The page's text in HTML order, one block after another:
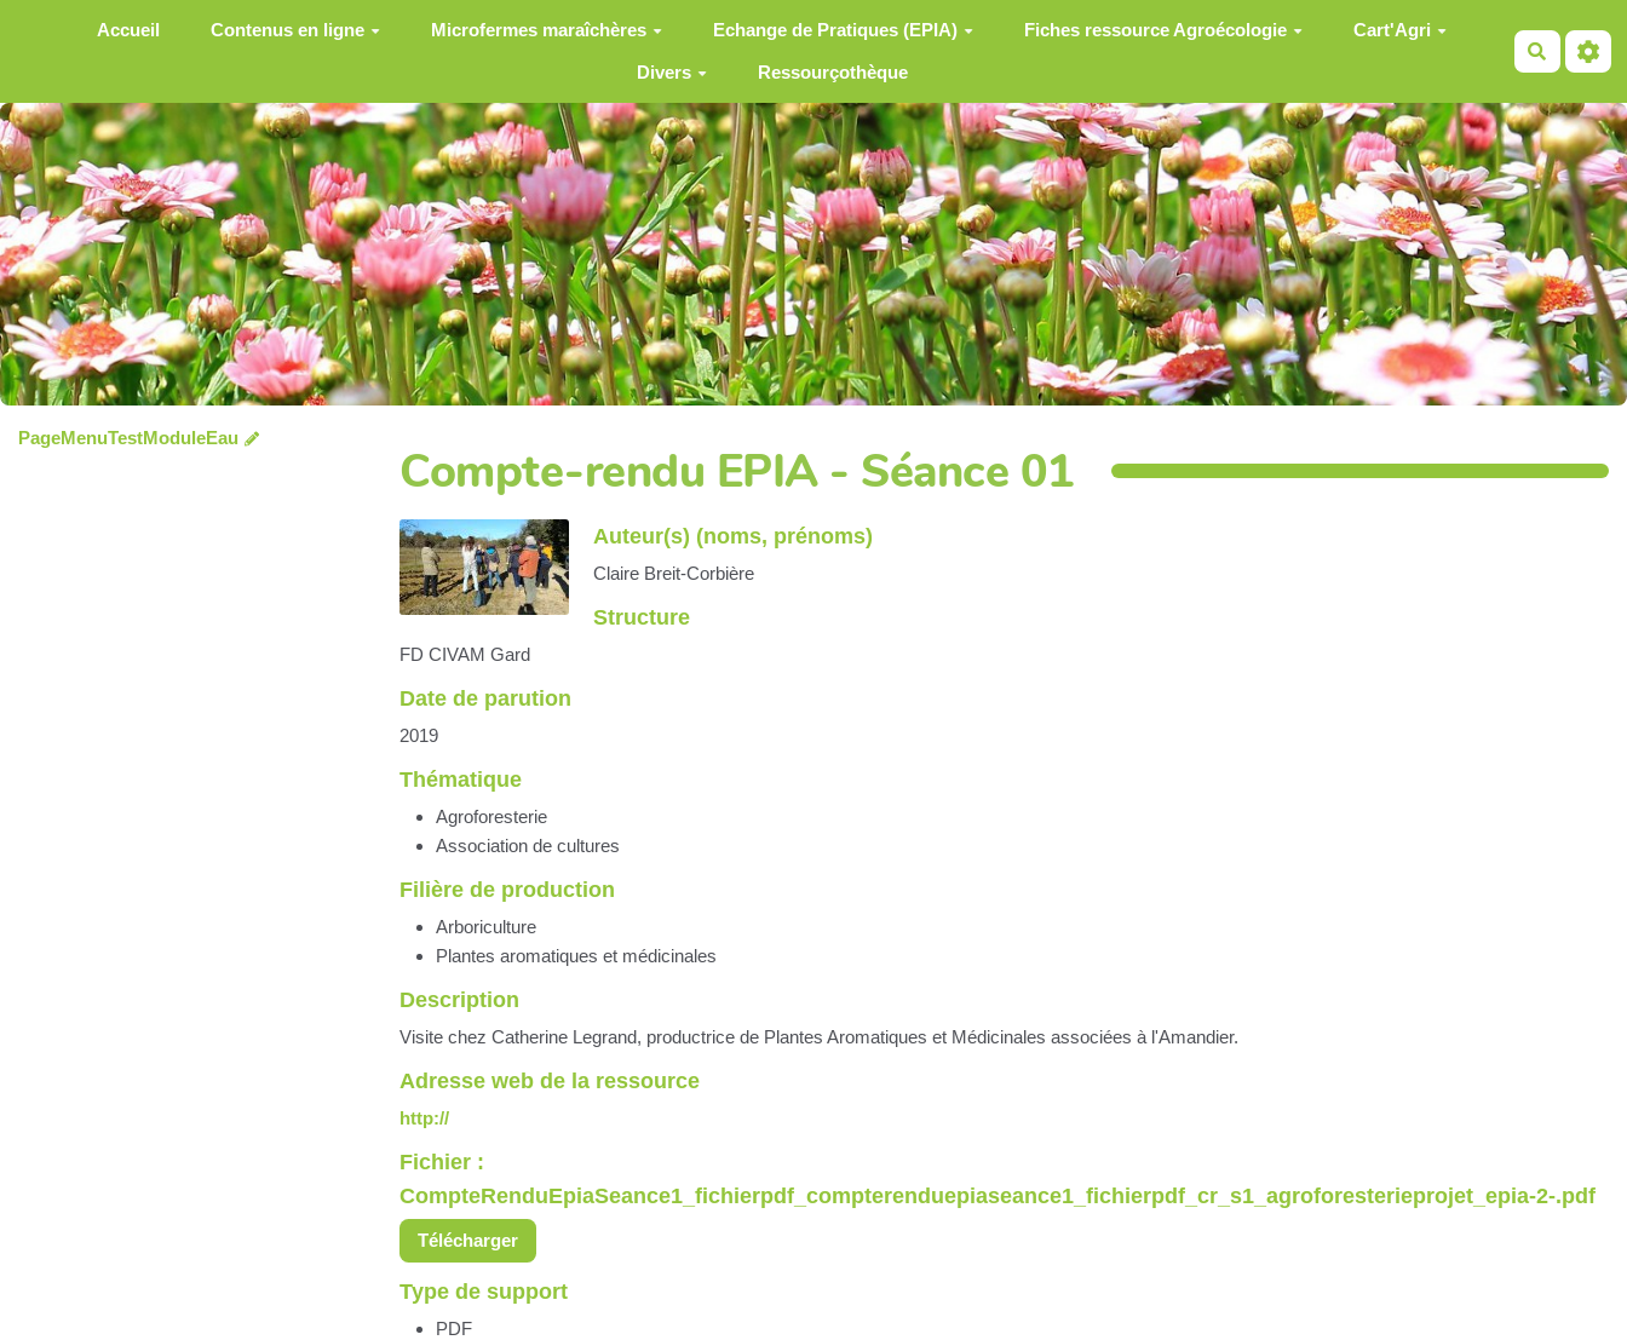
Aller au contenu principal
Accueil Contenus en ligne Microfermes maraîchères Echange de Pratiques (EPIA) Fiches ressource Agroécologie Cart'Agri
Divers Ressourçothèque
PageMenuTestModuleEau
Compte-rendu EPIA - Séance 01
Auteur(s) (noms, prénoms)
Claire Breit-Corbière
Structure
FD CIVAM Gard
Date de parution
2019
Thématique
Agroforesterie
Association de cultures
Filière de production
Arboriculture
Plantes aromatiques et médicinales
Description
Visite chez Catherine Legrand, productrice de Plantes Aromatiques et Médicinales associées à l'Amandier.
Adresse web de la ressource
http://
Fichier :
CompteRenduEpiaSeance1_fichierpdf_compterenduepiaseance1_fichierpdf_cr_s1_agroforesterieprojet_epia-2-.pdf
Télécharger
Type de support
PDF